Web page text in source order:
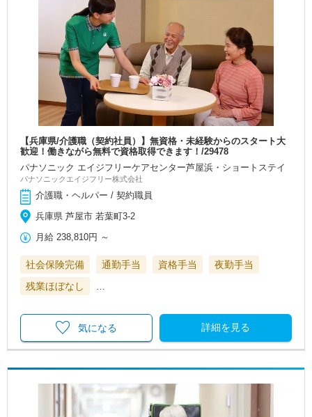
【兵庫県/介護職（契約社員）】無資格・未経験からのスタート大
歓迎！働きながら無料で資格取得できます！/29478
パナソニック エイジフリーケアセンター芦屋浜・ショートステイ
パナソニックエイジフリー株式会社
介護職・ヘルパー / 契約職員
兵庫県 芦屋市 若葉町3-2
月給 238,810円 ～
社会保険完備 通勤手当 資格手当
夜勤手当
残業ほぼなし
…
詳細を見る
気になる